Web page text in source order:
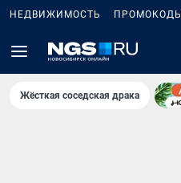
НЕДВИЖИМОСТЬ ПРОМОКОДЫ
Жёсткая соседская драка